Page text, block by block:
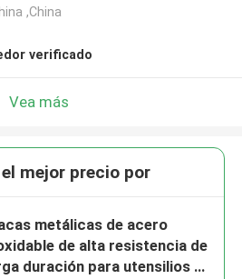
,China
verificado
Vea más
mejor precio por
metálicas de acero
de alta resistencia de
duración para utensilios de